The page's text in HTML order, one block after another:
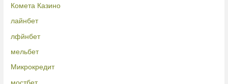
Комета Казино
лайнбет
лфйнбет
мельбет
Микрокредит